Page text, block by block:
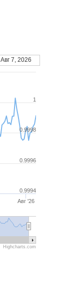
Авг '26
0.9994
0.9996
0.9998
1
Авг 7, 2026
Highcharts.com
Авг '26